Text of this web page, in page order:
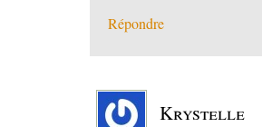
Répondre
Krystelle